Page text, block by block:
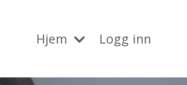
Hjem Logg inn